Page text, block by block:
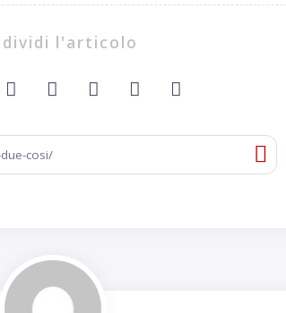
l'articolo